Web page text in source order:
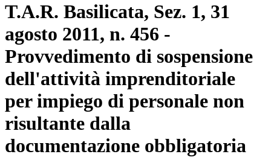
T.A.R. Basilicata, Sez. 1, 31
agosto 2011, n. 456 -
Provvedimento di sospensione
dell'attività imprenditoriale
per impiego di personale non
risultante dalla
documentazione obbligatoria